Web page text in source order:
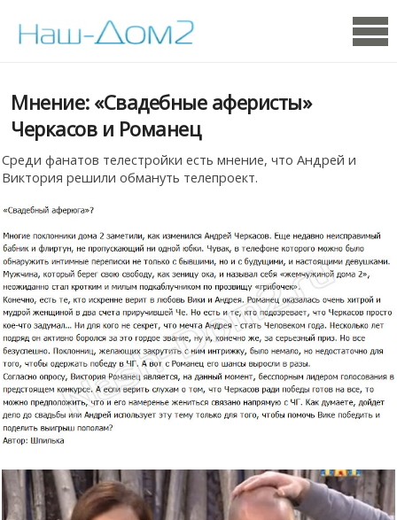
Мнение: «Свадебные аферисты»
Черкасов и Романец
Среди фанатов телестройки есть мнение, что Андрей и
Виктория решили обмануть телепроект.